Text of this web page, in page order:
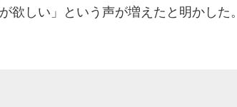
が欲しい」という声が増えたと明かした。